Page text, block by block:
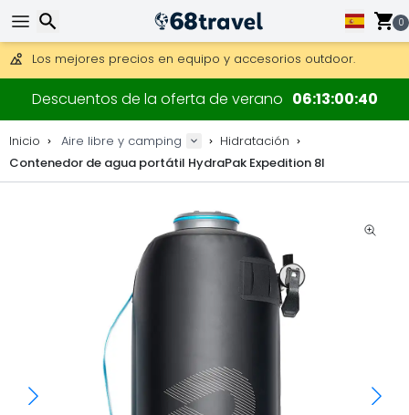
0
Envío DHL 1 día disponible.
30 días para devoluciones, 90 días para mapas de madera
Los mejores precios en equipo y accesorios outdoor.
Descuentos de la oferta de verano 06130040
Inicio Aire libre y camping
Hidratación
Contenedor de agua portátil HydraPak Expedition 8l
Buscar